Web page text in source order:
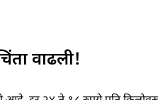
वाढली!